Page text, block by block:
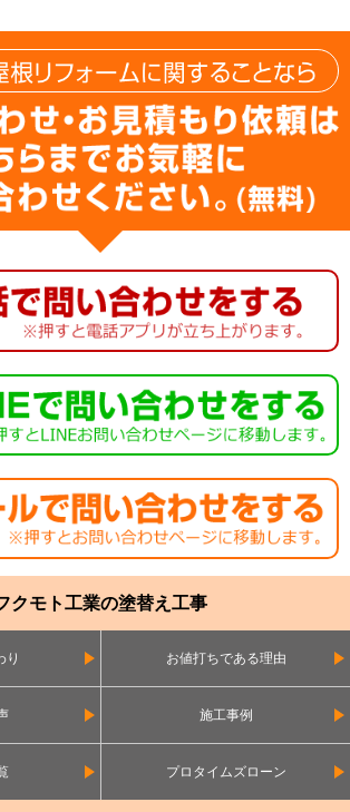
クモト工業の塗替え工事
り お値打ちである理由
施工事例
プロタイムズローン